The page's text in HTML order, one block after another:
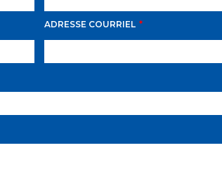
ADRESSE COURRIEL